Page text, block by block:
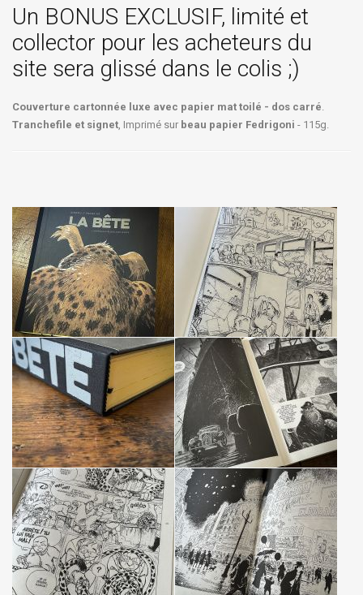
Un BONUS EXCLUSIF, limité et
collector pour les acheteurs du
site sera glissé dans le colis ;)
Couverture cartonnée luxe avec papier mat toilé - dos carré
Tranchefile et signet , Imprimé sur beau papier Fedrigoni - 115g.